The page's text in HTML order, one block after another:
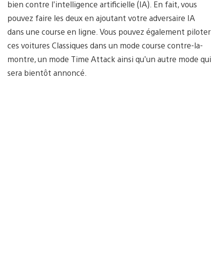
bien contre l’intelligence artificielle (IA). En fait, vous
pouvez faire les deux en ajoutant votre adversaire IA
dans une course en ligne. Vous pouvez également piloter
ces voitures Classiques dans un mode course contre-la-
montre, un mode Time Attack ainsi qu’un autre mode qui
sera bientôt annoncé.